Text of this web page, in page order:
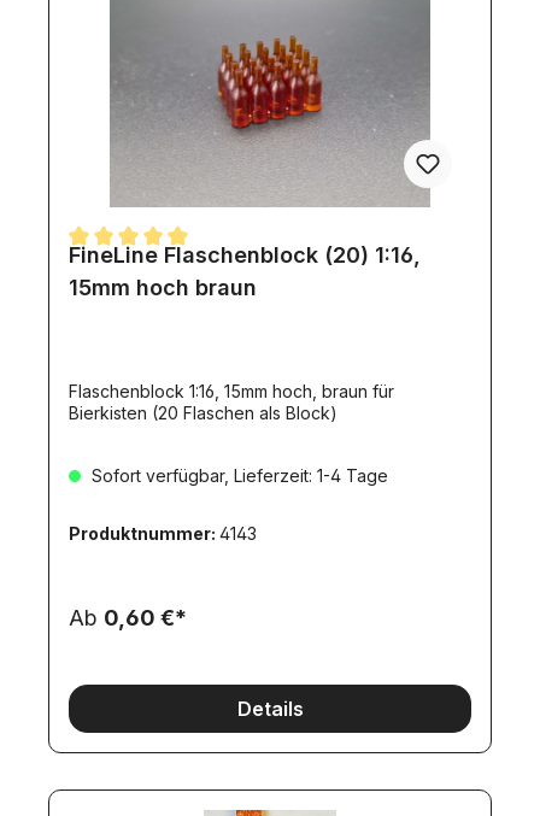
Durchschnittliche Bewertung von 5 von 5 Sternen
FineLine Flaschenblock (20) 1:16,
15mm hoch braun
Flaschenblock 1:16, 15mm hoch, braun für
Bierkisten (20 Flaschen als Block)
Sofort verfügbar, Lieferzeit: 1-4 Tage
Produktnummer: 4143
Ab 0,60 €*
Details